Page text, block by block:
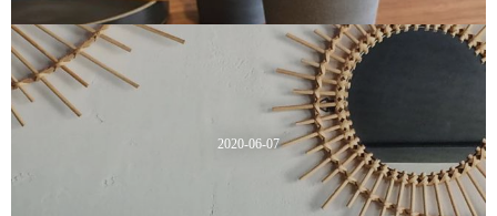
2020-06-07